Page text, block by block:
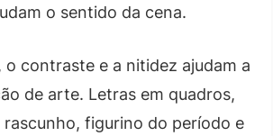
o sentido da cena.
o contraste e a nitidez ajudam a
de arte. Letras em quadros,
figurino do período e